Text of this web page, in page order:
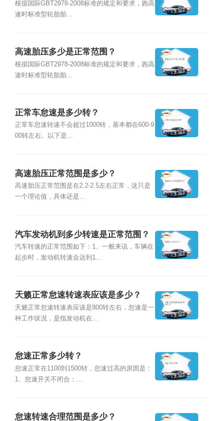
根据国际GBT2978-2008标准的规定和要求，跑高
速时标准型轮胎胎...
高速胎压多少是正常范围？
根据国际GBT2978-2008标准的规定和要求，跑高
速时标准型轮胎胎...
正常车怠速是多少转？
正常车怠速转速不会超过1000转，基本都在600-9
00转左右。以下是...
高速胎压正常范围是多少？
高速胎压正常范围是在2.2-2.5左右正常，这只是
一个理论值，具体还是...
汽车发动机到多少转速是正常范围？
汽车转速的正常范围如下：1、一般来说，车辆在
起步时，发动机转速会达到1...
天籁正常怠速转速表应该是多少？
天籁正常怠速转速表应该是800转左右，怠速是一
种工作状况，是指发动机在...
怠速正常多少转？
怠速正常在1100到1500转，怠速过高的原因是：
1、怠速开关不闭合；...
怠速转速合理范围是多少？